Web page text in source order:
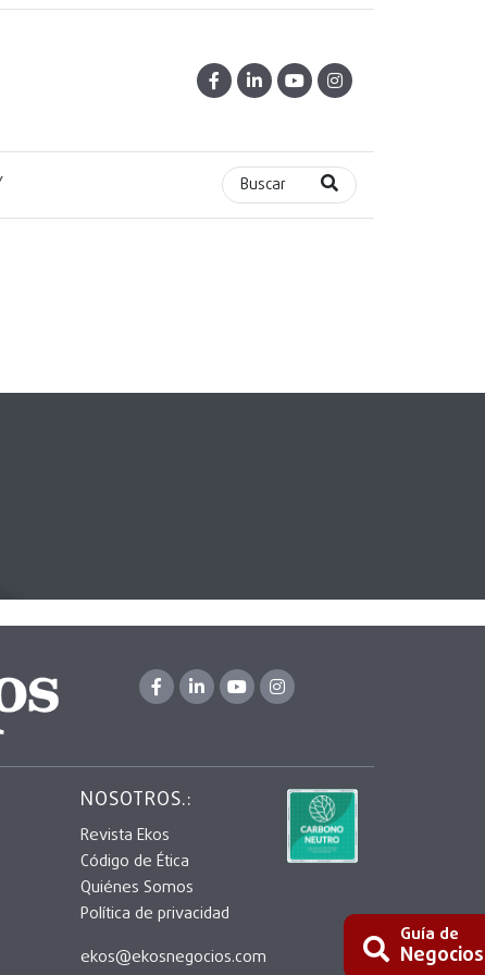
Buscar
Guía de
NOSOTROS.:
Revista Ekos
Código de Ética
Quiénes Somos
Política de privacidad
ekos@ekosnegocios.com